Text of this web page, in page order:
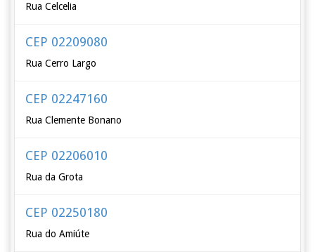
Rua Celcelia
CEP 02209080
Rua Cerro Largo
CEP 02247160
Rua Clemente Bonano
CEP 02206010
Rua da Grota
CEP 02250180
Rua do Amiúte